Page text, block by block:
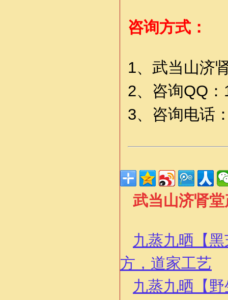
咨询方式：
1、武当山济
2、咨询QQ
3、咨询电话
武当山济肾
九蒸九晒【
方，道家工艺
九蒸九晒【